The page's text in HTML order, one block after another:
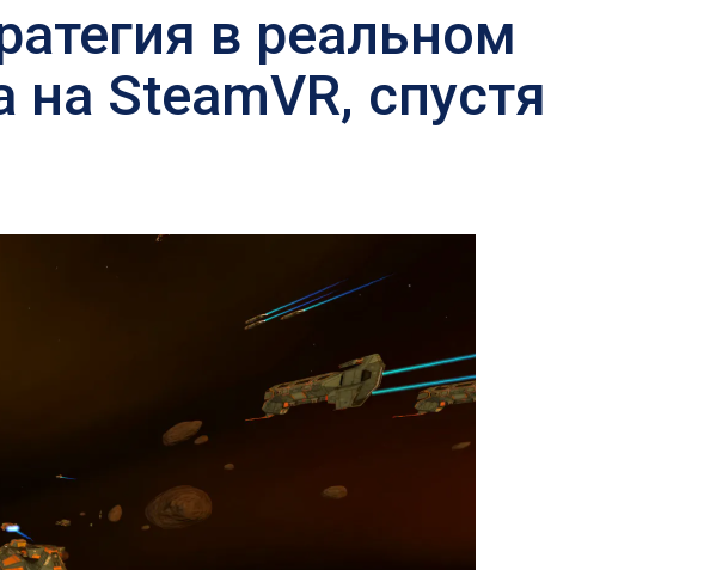
в реальном
SteamVR, спустя